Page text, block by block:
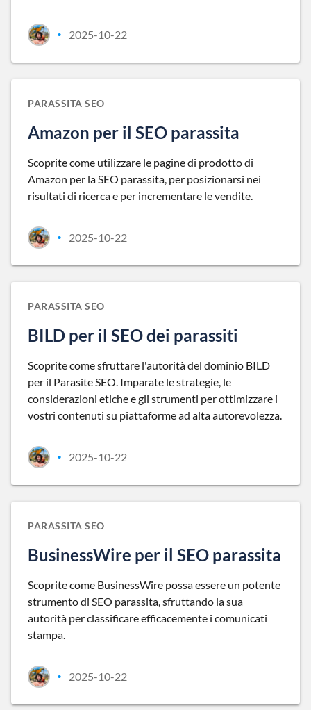
• 2025-10-22
PARASSITA SEO
Amazon per il SEO parassita
Scoprite come utilizzare le pagine di prodotto di
Amazon per la SEO parassita, per posizionarsi nei
risultati di ricerca e per incrementare le vendite.
• 2025-10-22
PARASSITA SEO
BILD per il SEO dei parassiti
Scoprite come sfruttare l'autorità del dominio BILD
per il Parasite SEO. Imparate le strategie, le
considerazioni etiche e gli strumenti per ottimizzare i
vostri contenuti su piattaforme ad alta autorevolezza.
• 2025-10-22
PARASSITA SEO
BusinessWire per il SEO parassita
Scoprite come BusinessWire possa essere un potente
strumento di SEO parassita, sfruttando la sua
autorità per classificare efficacemente i comunicati
stampa.
• 2025-10-22